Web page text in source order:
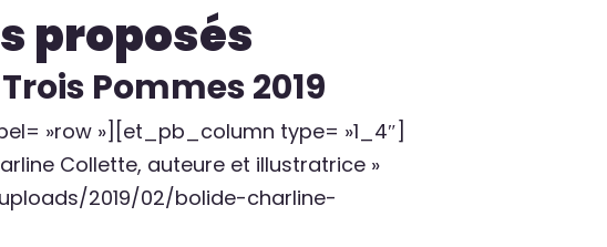
proposés
Pommes 2019
»row »][et_pb_column type= »1_4″]
Collette, auteure et illustratrice »
uploads/2019/02/bolide-charline-